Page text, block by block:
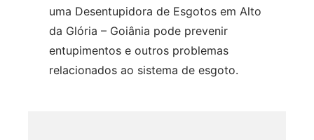
uma Desentupidora de Esgotos em Alto
da Glória – Goiânia pode prevenir
entupimentos e outros problemas
relacionados ao sistema de esgoto.